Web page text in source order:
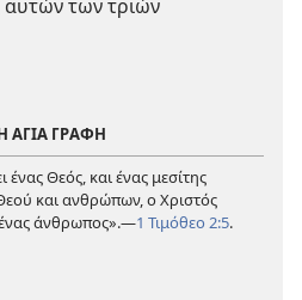
αυτών των τριών
ΑΓΙΑ ΓΡΑΦΗ
ένας Θεός, και ένας μεσίτης
και ανθρώπων, ο Χριστός
άνθρωπος».—1 Τιμόθεο 2:5.